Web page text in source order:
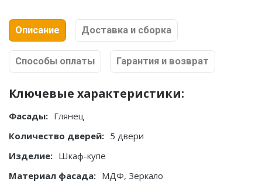
Описание Доставка и сборка
Способы оплаты Гарантия и возврат
Ключевые характеристики:
Фасады: Глянец
Количество дверей: 5 двери
Изделие: Шкаф-купе
Материал фасада: МДФ, Зеркало